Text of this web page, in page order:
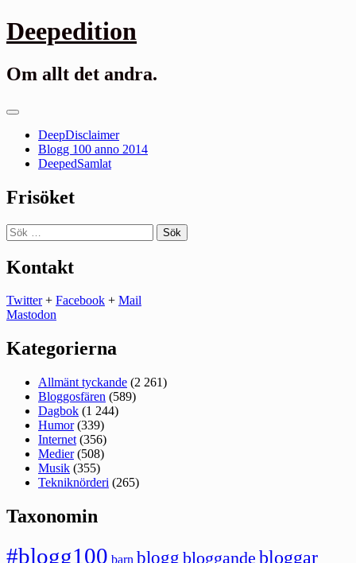
Gå
till
Deepedition
Om allt det andra.
Primär
DeepDisclaimer
Blogg 100 anno 2014
DeepedSamlat
Frisöket
Sök
efter:
Kontakt
Twitter+ Facebook + Mail
Mastodon
Kategorierna
Allmänt tyckande (2 261)
Bloggosfären (589)
Dagbok (1 244)
Humor(339)
Internet (356)
Medier(508)
Musik (355)
Tekniknörderi (265)
Taxonomin
#blogg100 barn blogg bloggande bloggar